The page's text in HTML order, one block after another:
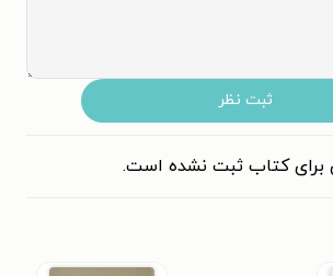
ثبت نظر
برای کتاب ثبت نشده است.